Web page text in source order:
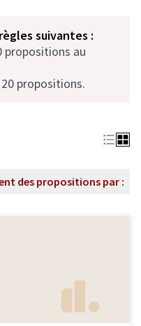
suivantes :
propositions au
propositions.
des propositions par :